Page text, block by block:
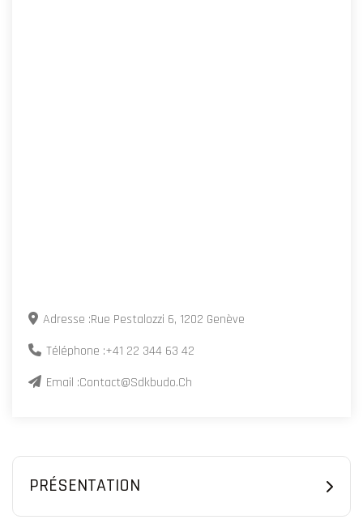
Adresse :Rue Pestalozzi 6, 1202 Genève
Téléphone :+41 22 344 63 42
Email :Contact@sdkbudo.ch
PRÉSENTATION